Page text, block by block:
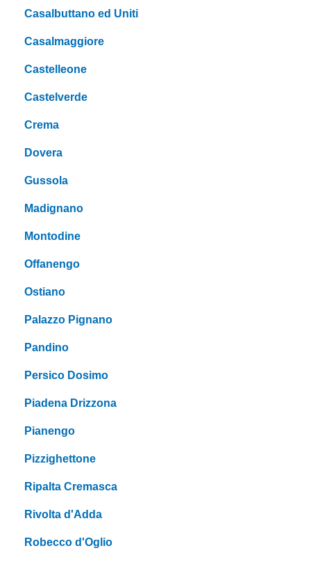
Casalbuttano ed Uniti
Casalmaggiore
Castelleone
Castelverde
Crema
Dovera
Gussola
Madignano
Montodine
Offanengo
Ostiano
Palazzo Pignano
Pandino
Persico Dosimo
Piadena Drizzona
Pianengo
Pizzighettone
Ripalta Cremasca
Rivolta d'Adda
Robecco d'Oglio